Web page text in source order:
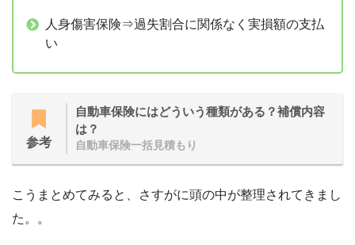
人身傷害保険⇒過失割合に関係なく実損額の支払
い
参考
自動車保険にはどういう種類がある？補償内容
は？
自動車保険一括見積もり
こうまとめてみると、さすがに頭の中が整理されてきまし
た。。